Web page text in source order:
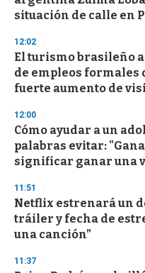
situación de calle en
12:02
El turismo brasileño
de empleos formales
fuerte aumento de
12:00
Cómo ayudar a un
palabras evitar:
significar ganar una
11:51
Netflix estrenará un
tráiler y fecha de
una canción”
11:37